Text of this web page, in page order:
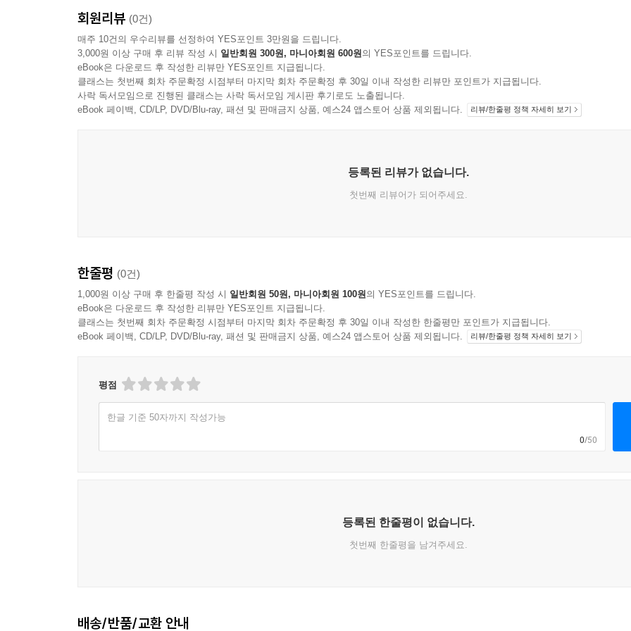
회원리뷰 (0건)
매주 10건의 우수리뷰를 선정하여 YES포인트 3만원을 드립니다.
3,000원 이상 구매 후 리뷰 작성 시 일반회원 300원, 마니아회원 600원의 YES포인트를 드립니다.
eBook은 다운로드 후 작성한 리뷰만 YES포인트 지급됩니다.
클래스는 첫번째 회차 주문확정 시점부터 마지막 회차 주문확정 후 30일 이내 작성한 리뷰만 포인트가 지급됩니다.
사락 독서모임으로 진행된 클래스는 사락 독서모임 게시판 후기로도 노출됩니다.
eBook 페이백, CD/LP, DVD/Blu-ray, 패션 및 판매금지 상품, 예스24 앱스토어 상품 제외됩니다.
리뷰/한줄평 정책 자세히 보기
등록된 리뷰가 없습니다.
첫번째 리뷰어가 되어주세요.
한줄평 (0건)
1,000원 이상 구매 후 한줄평 작성 시 일반회원 50원, 마니아회원 100원의 YES포인트를 드립니다.
eBook은 다운로드 후 작성한 리뷰만 YES포인트 지급됩니다.
클래스는 첫번째 회차 주문확정 시점부터 마지막 회차 주문확정 후 30일 이내 작성한 한줄평만 포인트가 지급됩니다.
eBook 페이백, CD/LP, DVD/Blu-ray, 패션 및 판매금지 상품, 예스24 앱스토어 상품 제외됩니다.
리뷰/한줄평 정책 자세히 보기
평점
한글 기준 50자까지 작성가능
0/50
등록된 한줄평이 없습니다.
첫번째 한줄평을 남겨주세요.
배송/반품/교환 안내